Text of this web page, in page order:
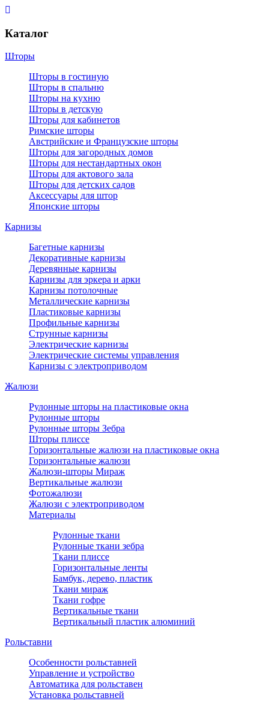
Каталог
Шторы
Шторы в гостиную
Шторы в спальню
Шторы на кухню
Шторы в детскую
Шторы для кабинетов
Римские шторы
Австрийские и Французские шторы
Шторы для загородных домов
Шторы для нестандартных окон
Шторы для актового зала
Шторы для детских садов
Аксессуары для штор
Японские шторы
Карнизы
Багетные карнизы
Декоративные карнизы
Деревянные карнизы
Карнизы для эркера и арки
Карнизы потолочные
Металлические карнизы
Пластиковые карнизы
Профильные карнизы
Струнные карнизы
Электрические карнизы
Электрические системы управления
Карнизы с электроприводом
Жалюзи
Рулонные шторы на пластиковые окна
Рулонные шторы
Рулонные шторы Зебра
Шторы плиссе
Горизонтальные жалюзи на пластиковые окна
Горизонтальные жалюзи
Жалюзи-шторы Мираж
Вертикальные жалюзи
Фотожалюзи
Жалюзи с электроприводом
Материалы
Рулонные ткани
Рулонные ткани зебра
Ткани плиссе
Горизонтальные ленты
Бамбук, дерево, пластик
Ткани мираж
Ткани гофре
Вертикальные ткани
Вертикальный пластик алюминий
Рольставни
Особенности рольставней
Управление и устройство
Автоматика для рольставен
Установка рольставней